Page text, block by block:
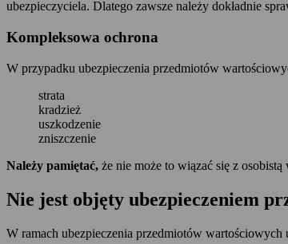
ubezpieczyciela. Dlatego zawsze należy dokładnie
Kompleksowa ochrona
W przypadku ubezpieczenia przedmiotów
strata
kradzież
uszkodzenie
zniszczenie
Należy pamiętać, że nie może to wiązać się z
Nie jest objęty ubezpieczeniem
W ramach ubezpieczenia przedmiotów wartościowych